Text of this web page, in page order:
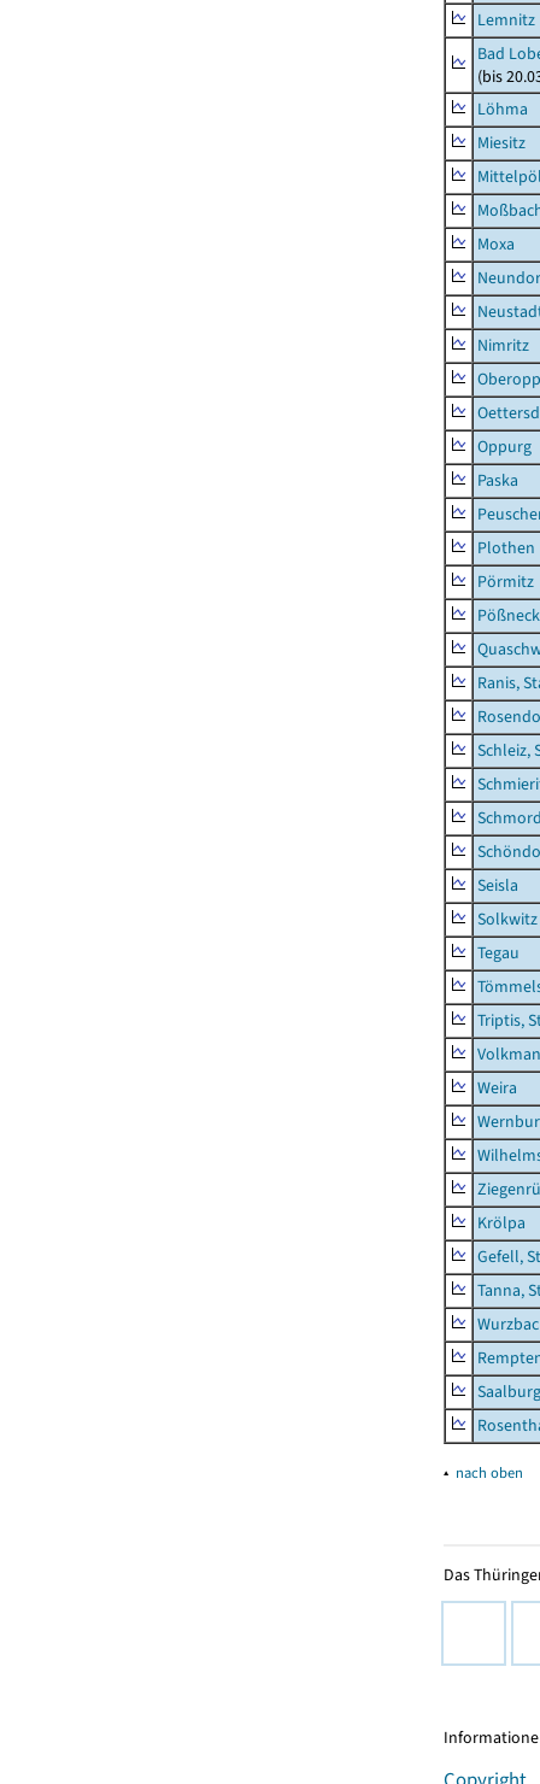
Lemnitz
Bad
(bis
Löhma
Miesitz
Moxa
Nimritz
Oppurg
Paska
Plothen
Pörmitz
Ranis,
Schleiz,
Seisla
Solkwitz
Tegau
Triptis,
Weira
Krölpa
Gefell,
Tanna,
▴ nach oben
Das